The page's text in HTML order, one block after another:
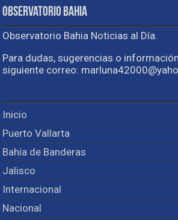
Observatorio Bahia
Observatorio Bahia Noticias al Día.
Para dudas, sugerencias o
siguiente correo:
Inicio
Puerto Vallarta
Bahía de Banderas
Jalisco
Internacional
Nacional